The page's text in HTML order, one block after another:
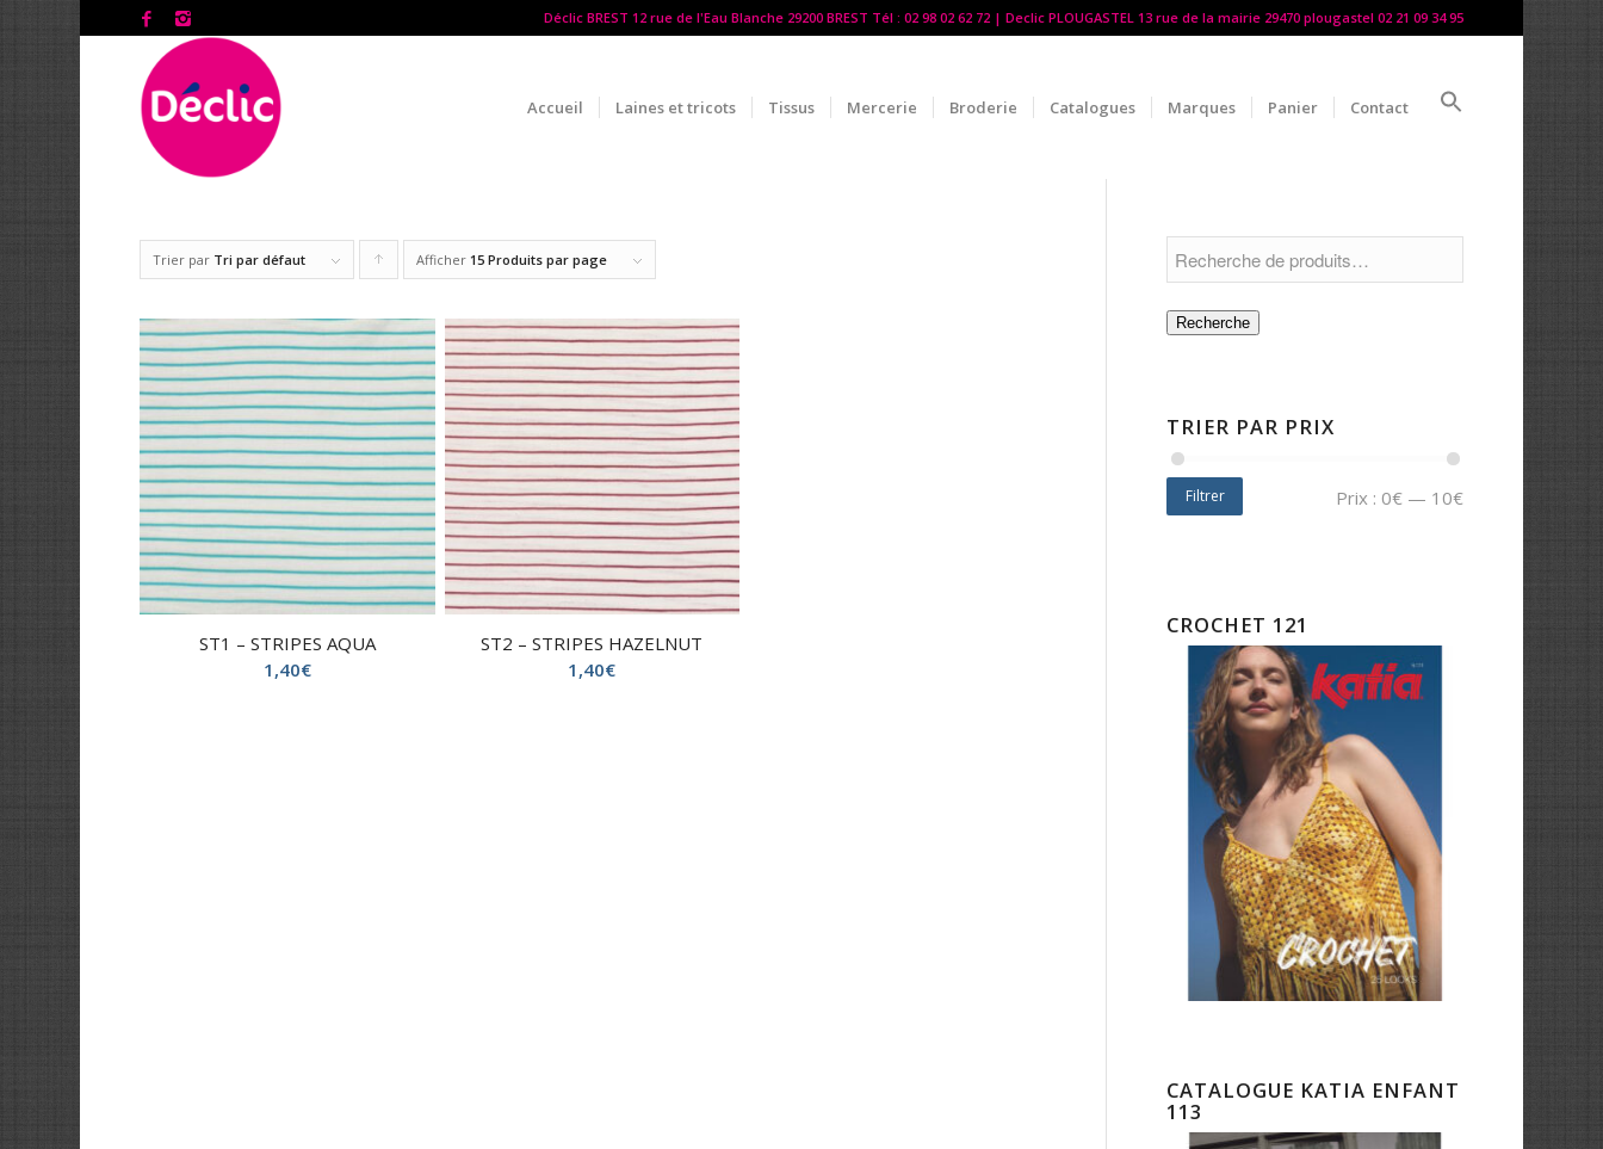
Déclic BREST 12 rue de l'Eau Blanche 29200 BREST Tél : 02 98 02 62 72 | Declic PLOUGASTEL 13 rue de la mairie 29470 plougastel 02 21 09 34 95
Accueil Laines et tricots Tissus Mercerie Broderie Catalogues Marques Panier Contact
Trier par Tri par défaut Cliquer
trier
les
produits
en
ordre
ascendant
Afficher 15 Produits par page
ST1 – STRIPES AQUA
1,40€
ST2 – STRIPES HAZELNUT
1,40€
Recherche
TRIER PAR PRIX
Filtrer Prix : 0€— 10€
CROCHET 121
CATALOGUE KATIA ENFANT
113